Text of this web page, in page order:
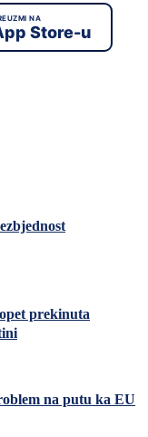
NA
Store-u
prekinuta
na putu ka EU